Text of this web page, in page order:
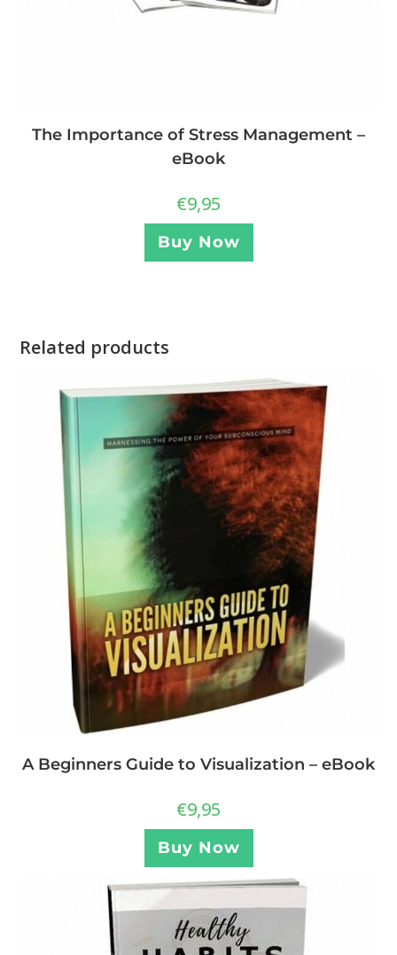
The Importance of Stress Management –
eBook
€9,95
Buy Now
Related products
A Beginners Guide to Visualization – eBook
€9,95
Buy Now